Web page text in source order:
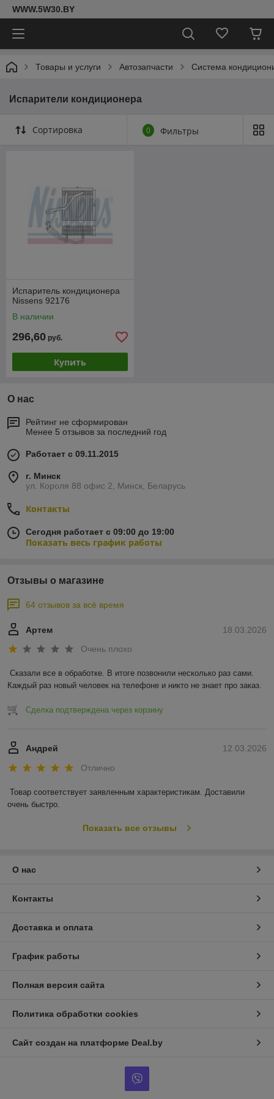
WWW.5W30.BY
Товары и услуги Автозапчасти Система
Испарители кондиционера
Сортировка 0 Фильтры
Испаритель кондиционера
Nissens 92176
В наличии
296,60 руб.
Купить
О нас
Рейтинг не сформирован
Менее 5 отзывов за последний год
Работает с 09.11.2015
г. Минск
ул. Короля 88 офис 2, Минск, Беларусь
Контакты
Сегодня работает с 09:00 до 19:00
Показать весь график работы
Отзывы о магазине
64 отзывов за всё время
18.03.2026
Артем
Очень плохо
Сказали все в обработке. В итоге позвонили несколько раз сами.
Каждый раз новый человек на телефоне и никто не знает про заказ.
Сделка подтверждена через корзину
12.03.2026
Андрей
Отлично
Товар соответствует заявленным характеристикам. Доставили
очень быстро.
Показать все отзывы
О нас
Контакты
Доставка и оплата
График работы
Полная версия сайта
Политика обработки cookies
Сайт создан на платформе Deal.by